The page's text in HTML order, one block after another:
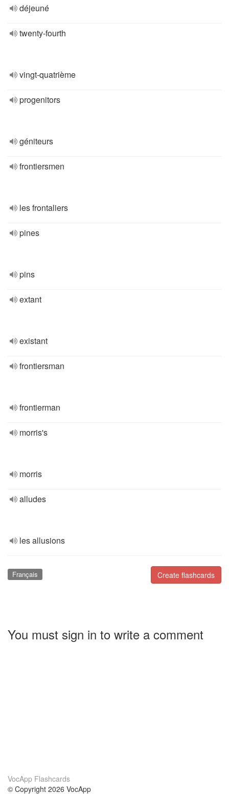
déjeuné
twenty-fourth
vingt-quatrième
progenitors
géniteurs
frontiersmen
les frontaliers
pines
pins
extant
existant
frontiersman
frontierman
morris's
morris
alludes
les allusions
Create flashcards
Français
You must sign in to write a comment
VocApp Flashcards
© Copyright 2026 VocApp